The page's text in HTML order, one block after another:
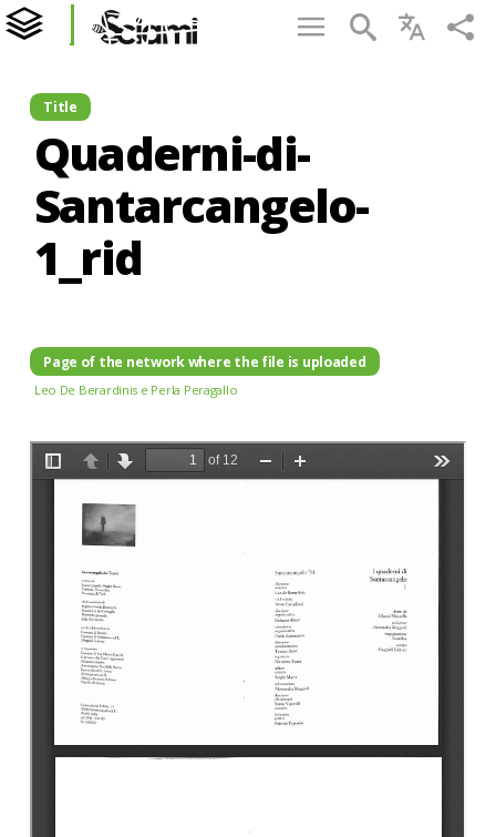
Title
Quaderni-di-
Santarcangelo-
1_rid
Page of the network where the file is uploaded
Leo De Berardinis e Perla Peragallo